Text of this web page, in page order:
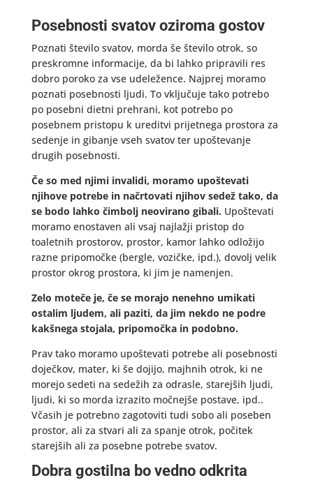
Posebnosti svatov oziroma gostov
Poznati število svatov, morda še število otrok, so
preskromne informacije, da bi lahko pripravili res
dobro poroko za vse udeležence. Najprej moramo
poznati posebnosti ljudi. To vključuje tako potrebo
po posebni dietni prehrani, kot potrebo po
posebnem pristopu k ureditvi prijetnega prostora za
sedenje in gibanje vseh svatov ter upoštevanje
drugih posebnosti.
Če so med njimi invalidi, moramo upoštevati
njihove potrebe in načrtovati njihov sedež tako, da
se bodo lahko čimbolj neovirano gibali. Upoštevati
moramo enostaven ali vsaj najlažji pristop do
toaletnih prostorov, prostor, kamor lahko odložijo
razne pripomočke (bergle, vozičke, ipd.), dovolj velik
prostor okrog prostora, ki jim je namenjen.
Zelo moteče je, če se morajo nenehno umikati
ostalim ljudem, ali paziti, da jim nekdo ne podre
kakšnega stojala, pripomočka in podobno.
Prav tako moramo upoštevati potrebe ali posebnosti
doječkov, mater, ki še dojijo, majhnih otrok, ki ne
morejo sedeti na sedežih za odrasle, starejših ljudi,
ljudi, ki so morda izrazito močnejše postave, ipd..
Včasih je potrebno zagotoviti tudi sobo ali poseben
prostor, ali za stvari ali za spanje otrok, počitek
starejših ali za posebne potrebe svatov.
Dobra gostilna bo vedno odkrita